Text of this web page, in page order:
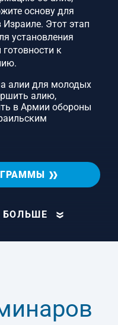
основу для
Израиле. Этот этап
установления
к
алии для молодых
алию,
в Армии обороны
БОЛЬШЕ